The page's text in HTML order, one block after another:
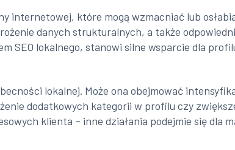
internetowej, które mogą wzmacniać lub
danych strukturalnych, a także
SEO lokalnego, stanowi silne wsparcie dla
lokalnej. Może ona obejmować
dodatkowych kategorii w profilu czy
klienta – inne działania podejmie się dla